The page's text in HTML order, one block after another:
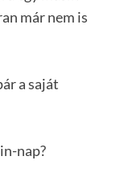
már nem is
a saját
nap?